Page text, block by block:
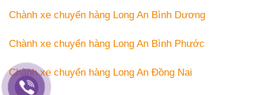
Chành xe chuyển hàng Long An Bình Dương
Chành xe chuyển hàng Long An Bình Phước
Chành xe chuyển hàng Long An Đồng Nai